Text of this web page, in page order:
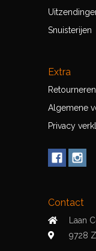
Snuisterijen
Extra
Retourneren
Algemene
Privacy
Contact
Laan
9728